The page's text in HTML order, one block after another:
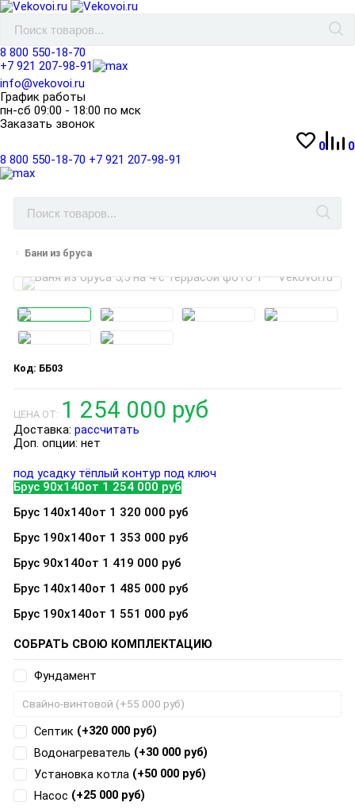
8 800 550-18-70
+7 921 207-98-91
info@vekovoi.ru
График работы
пн-сб 09:00 - 18:00 по мск
Заказать звонок
0
0
8 800 550-18-70 +7 921 207-98-91
Бани из бруса
ББ03
ЦЕНА ОТ: 1 254 000 руб
Доставка: рассчитать
Доп. опции: нет
под усадку тёплый контур под ключ
Брус 90х140от 1 254 000 руб
Брус 140х140от 1 320 000 руб
Брус 190х140от 1 353 000 руб
Брус 90х140от 1 419 000 руб
Брус 140х140от 1 485 000 руб
Брус 190х140от 1 551 000 руб
СОБРАТЬ СВОЮ КОМПЛЕКТАЦИЮ
Фундамент
Септик (+320 000 руб)
Водонагреватель (+30 000 руб)
Установка котла (+50 000 руб)
Насос (+25 000 руб)
Добавляется...